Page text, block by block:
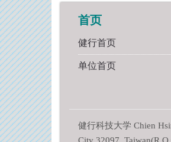
首页
健行首页
单位首页
健行科技大学 Chien